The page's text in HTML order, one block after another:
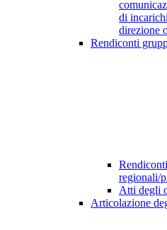
di
direzione
Rendiconti
regionali/
Atti degli
Articolazione